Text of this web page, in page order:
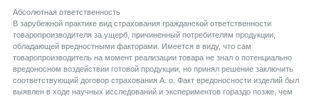
Абсолютная ответственность
В зарубежной практике вид страхования гражданской ответственности
товаропроизводителя за ущерб, причиненный потребителям продукции,
обладающей вредностными факторами. Имеется в виду, что сам
товаропроизводитель на момент реализации товара не знал о потенциально
вредоносном воздействии готовой продукции, но принял решение заключить
соответствующий договор страхования А. о. Факт вредоносности изделий был
выявлен в ходе научных исследований и экспериментов гораздо позже, чем